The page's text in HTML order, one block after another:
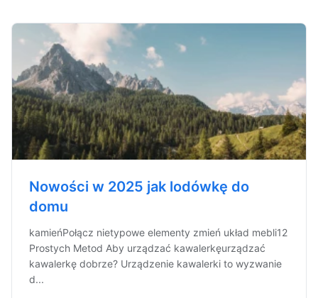
Nowości w 2025 jak lodówkę do
domu
kamieńPołącz nietypowe elementy zmień układ mebli12
Prostych Metod Aby urządzać kawalerkęurządzać
kawalerkę dobrze? Urządzenie kawalerki to wyzwanie
d...